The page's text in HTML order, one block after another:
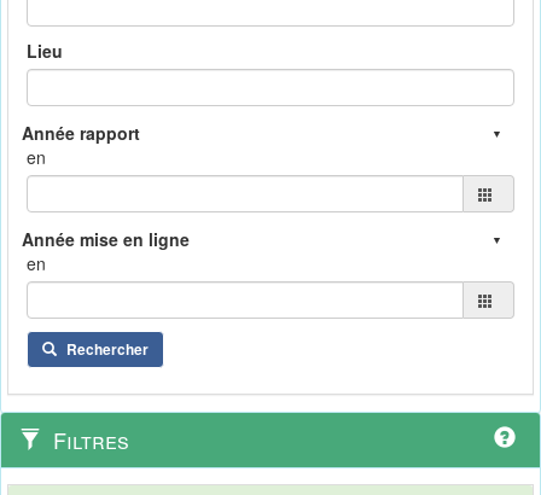
Lieu
en
en
Rechercher
Filtres